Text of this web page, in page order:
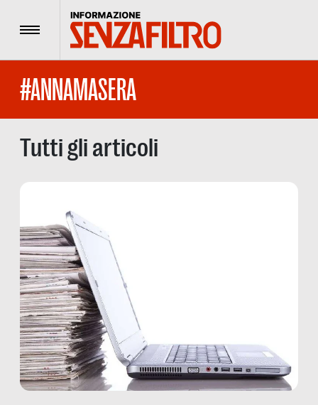
Menu
#ANNAMASERA
Tutti gli articoli